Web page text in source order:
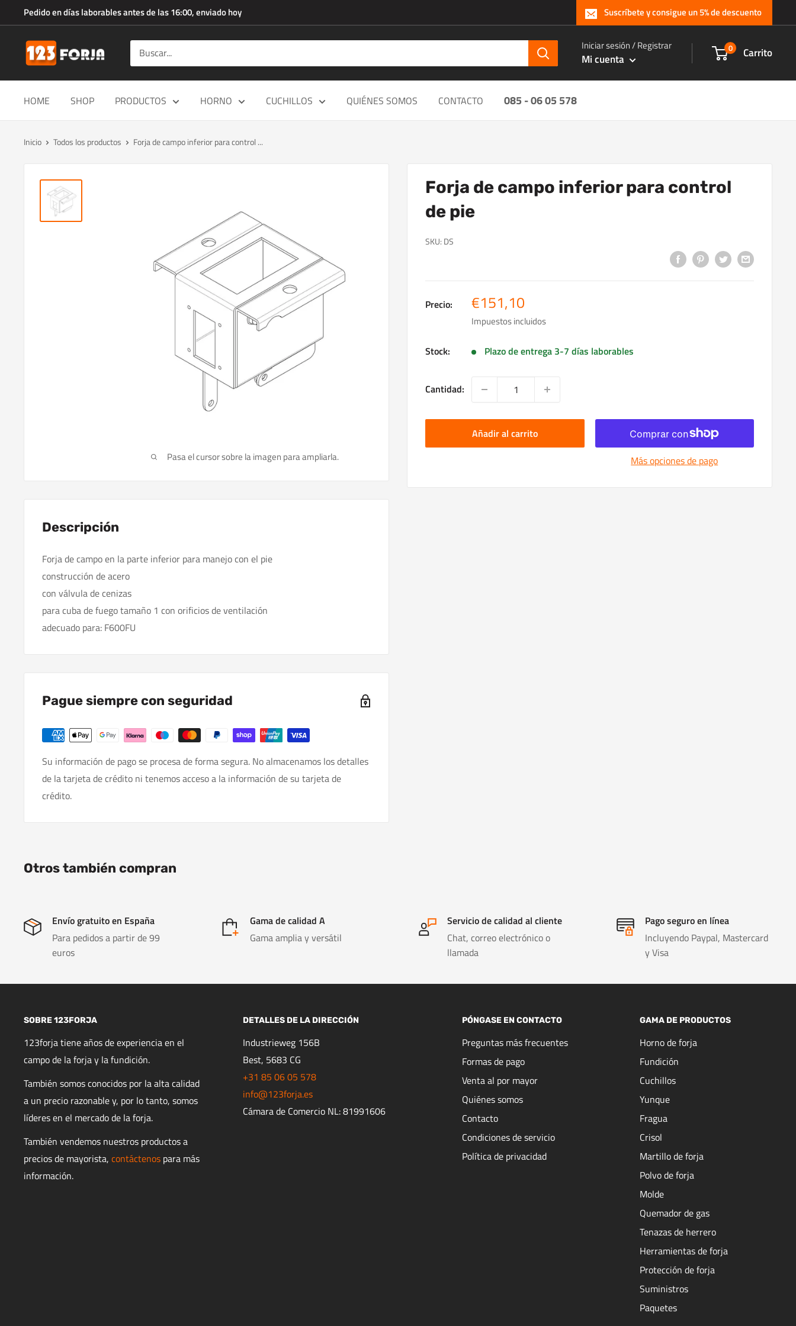
directamente
contenido
Pedido en días laborables antes de las 16:00, enviado hoy Suscríbete y consigue un 5% de descuento
123forja.es Iniciar sesión / Registrar
Mi cuenta
0 Carrito
HOME SHOP PRODUCTOS HORNO CUCHILLOS QUIÉNES SOMOS CONTACTO 085 - 06 05 578
Inicio Todos los productos Forja de campo inferior para control ...
Pasa el cursor sobre la imagen para ampliarla.
Forja de campo inferior para control
de pie
SKU: DS
Precio: Precio
de
venta
€151,10
Impuestos incluidos
Stock: Plazo de entrega 3-7 días laborables
Cantidad:
Añadir al carrito
Más opciones de pago
Descripción
Forja de campo en la parte inferior para manejo con el pie
construcción de acero
con válvula de cenizas
para cuba de fuego tamaño 1 con orificios de ventilación
adecuado para: F600FU
Pague siempre con seguridad
Su información de pago se procesa de forma segura. No almacenamos los detalles
de la tarjeta de crédito ni tenemos acceso a la información de su tarjeta de
crédito.
Otros también compran
Envío gratuito en España
Para pedidos a partir de 99
euros
Gama de calidad A
Gama amplia y versátil
Servicio de calidad al cliente
Chat, correo electrónico o
llamada
Pago seguro en línea
Incluyendo Paypal, Mastercard
y Visa
SOBRE 123FORJA
123forja tiene años de experiencia en el
campo de la forja y la fundición.
También somos conocidos por la alta calidad
a un precio razonable y, por lo tanto, somos
líderes en el mercado de la forja.
También vendemos nuestros productos a
precios de mayorista, contáctenos para más
información.
DETALLES DE LA DIRECCIÓN
Industrieweg 156B
Best, 5683 CG
+31 85 06 05 578
info@123forja.es
Cámara de Comercio NL: 81991606
PÓNGASE EN CONTACTO
Preguntas más frecuentes
Formas de pago
Venta al por mayor
Quiénes somos
Contacto
Condiciones de servicio
Política de privacidad
GAMA DE PRODUCTOS
Horno de forja
Fundición
Cuchillos
Yunque
Fragua
Crisol
Martillo de forja
Polvo de forja
Molde
Quemador de gas
Tenazas de herrero
Herramientas de forja
Protección de forja
Suministros
Paquetes